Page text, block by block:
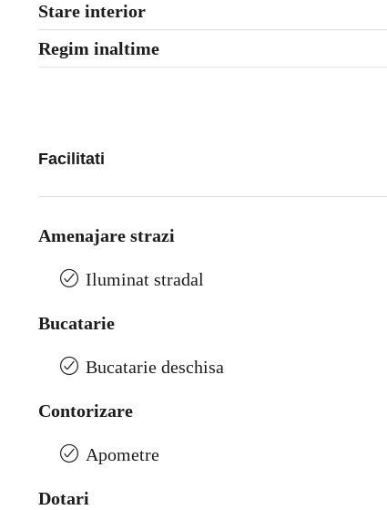
Stare interior
Regim inaltime
Facilitati
Amenajare strazi
Iluminat stradal
Bucatarie
Bucatarie deschisa
Contorizare
Apometre
Dotari